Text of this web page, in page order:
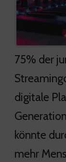
75% der
digitale
könnte
mehr